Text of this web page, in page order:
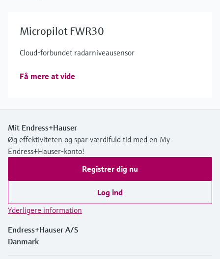
Micropilot FWR30
Cloud-forbundet radarniveausensor
Få mere at vide
Mit Endress+Hauser
Øg effektiviteten og spar værdifuld tid med en My
Endress+Hauser-konto!
Registrer dig nu
Log ind
Yderligere information
Endress+Hauser A/S
Danmark